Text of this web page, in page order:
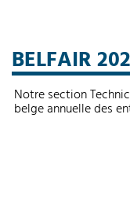
BELFAIR
Notre section
belge annuelle des